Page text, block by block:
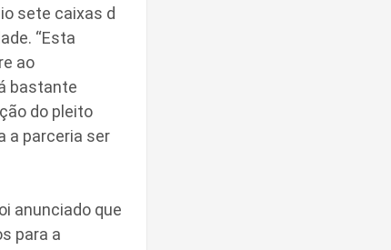
sete caixas d
“Esta
ao
bastante
do pleito
a parceria ser
anunciado que
para a